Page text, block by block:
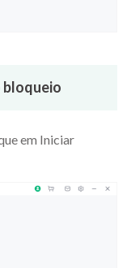
bloqueio
em Iniciar